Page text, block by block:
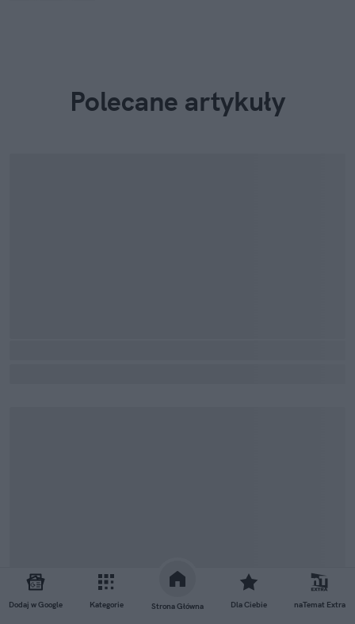
Dodaj w Google Kategorie Strona Główna Dla Ciebie naTemat Extra
Polecane artykuły